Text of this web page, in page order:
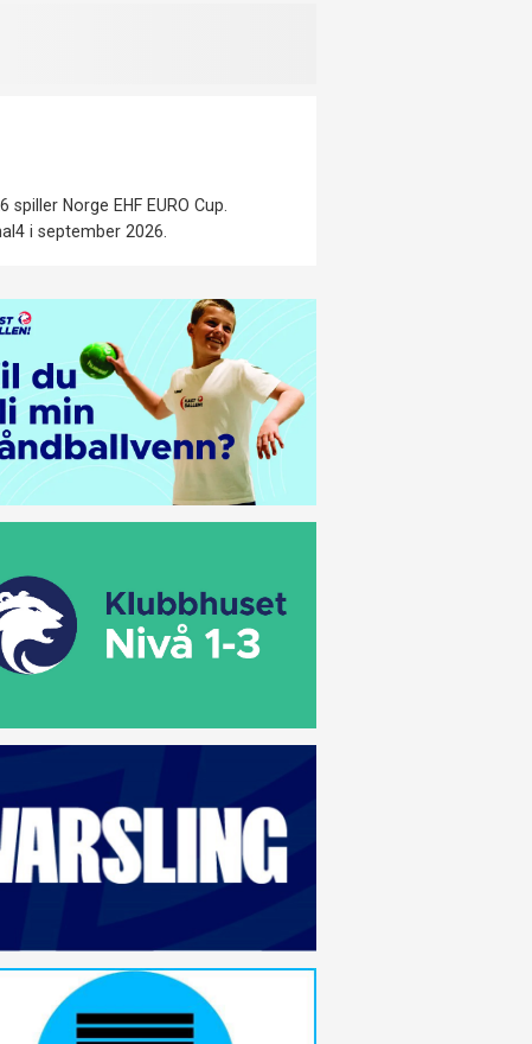
Norge EHF EURO Cup.
i september 2026.